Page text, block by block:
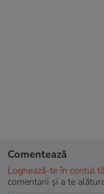
Comentează
Loghează-te în contul
comentarii și a te